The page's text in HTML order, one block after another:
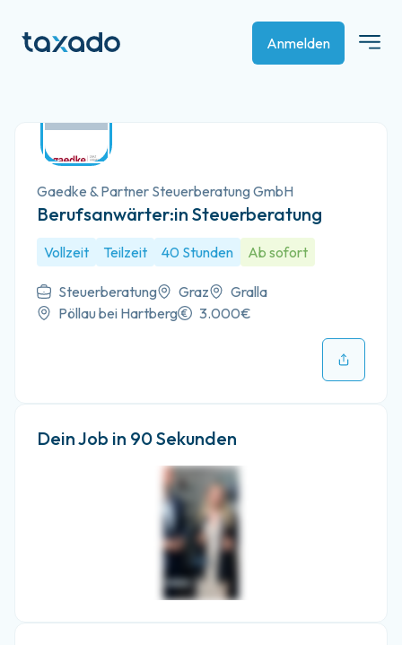
Anmelden
Gaedke & Partner Steuerberatung GmbH
Berufsanwärter:in Steuerberatung
Vollzeit Teilzeit 40 Stunden Ab sofort
Steuerberatung Graz
Gralla
Pöllau bei Hartberg
3.000€
Dein Job in 90 Sekunden